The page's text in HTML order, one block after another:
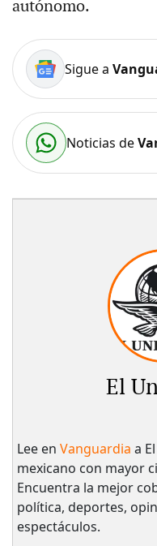
autónomo.
Sigue a
Noticias de
El
Lee en Vanguardia a
mexicano con mayor
Encuentra la mejor
política, deportes,
espectáculos.